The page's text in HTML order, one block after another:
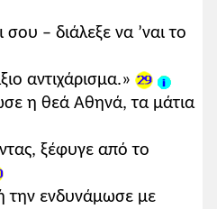
– διάλεξε να ’ναι το
αντιχάρισμα.»
η θεά Αθηνά, τα μάτια
ξέφυγε από το
την ενδυνάμωσε με